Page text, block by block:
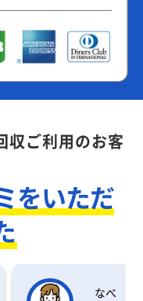
収ご利用のお客
をいただ
なべ